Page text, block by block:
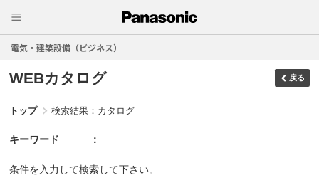
電気・建築設備（ビジネス）
WEBカタログ 戻る
トップ 検索結果：カタログ
キーワード
条件を入力して検索して下さい。